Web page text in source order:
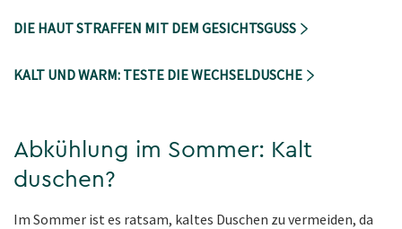
DIE HAUT STRAFFEN MIT DEM GESICHTSGUSS
KALT UND WARM: TESTE DIE WECHSELDUSCHE
Abkühlung im Sommer: Kalt
duschen?
Im Sommer ist es ratsam, kaltes Duschen zu vermeiden, da